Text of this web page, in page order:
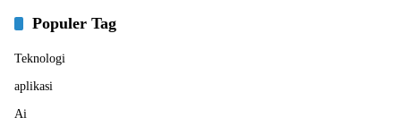
Populer Tag
Teknologi
aplikasi
Ai